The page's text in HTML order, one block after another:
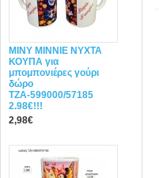
MINY ΜΙΝΝΙΕ ΝΥΧΤΑ
ΚΟΥΠΑ για
μπομπονιέρες γούρι
δώρο
ΤΖΑ-599000/57185
2.98€!!!
2,98€